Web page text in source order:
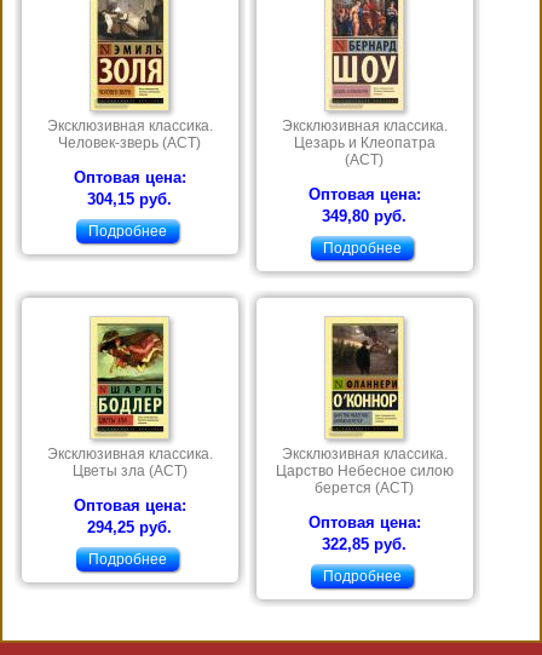
Эксклюзивная классика.
Человек-зверь (АСТ)
Оптовая цена:
304,15 руб.
Подробнее
Эксклюзивная классика.
Цезарь и Клеопатра
(АСТ)
Оптовая цена:
349,80 руб.
Подробнее
Эксклюзивная классика.
Цветы зла (АСТ)
Оптовая цена:
294,25 руб.
Подробнее
Эксклюзивная классика.
Царство Небесное силою
берется (АСТ)
Оптовая цена:
322,85 руб.
Подробнее